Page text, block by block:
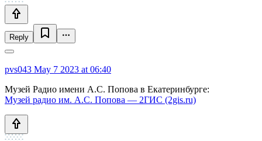
Reply
pvs043 May 7 2023 at 06:40
Музей Радио имени А.С. Попова в Екатеринбурге:
Музей радио им. А.С. Попова — 2ГИС (2gis.ru)